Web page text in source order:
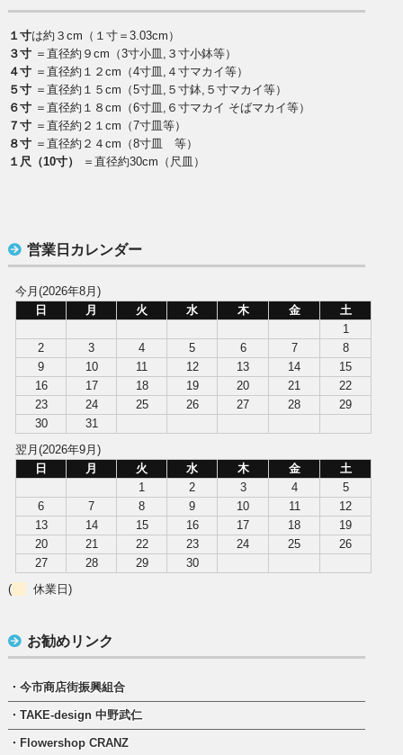
１寸は約３cm（１寸＝3.03cm）
３寸 ＝直径約９cm（3寸小皿,３寸小鉢等）
４寸 ＝直径約１２cm（4寸皿,４寸マカイ等）
５寸 ＝直径約１５cm（5寸皿,５寸鉢,５寸マカイ等）
６寸 ＝直径約１８cm（6寸皿,６寸マカイ そばマカイ等）
７寸 ＝直径約２１cm（7寸皿等）
８寸 ＝直径約２４cm（8寸皿 等）
１尺（10寸）
＝直径約30cm（尺皿）
営業日カレンダー
今月(2026年8月)
日
月 火 水 木 金
土
1
2
3 4 5 6 7
8
9
10 11 12 13 14
15
16
17 18 19 20 21
22
23
24 25 26 27 28
29
30
31
翌月(2026年9月)
日
月 火 水 木 金
土
1
2 3 4
5
6
7 8 9 10 11
12
13
14 15 16 17 18
19
20
21 22 23 24 25
26
27
28 29
30
(
休業日)
お勧めリンク
・今市商店街振興組合
・TAKE-design 中野武仁
・Flowershop CRANZ